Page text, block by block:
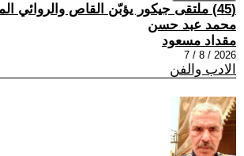
(45) ملتقى جيكور يؤبّن القاص والروائي
محمد عبد حسن
مقداد مسعود
2026 / 8 / 7
الادب والفن